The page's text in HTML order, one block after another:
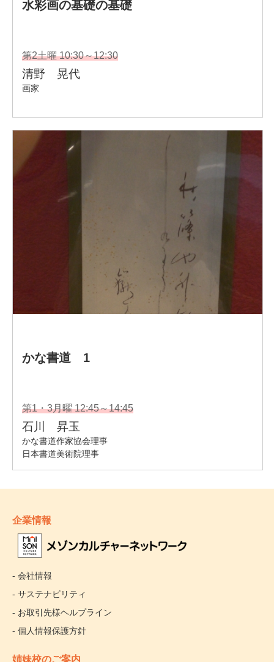
企業情報
- 会社情報
- サステナビリティ
- お取引先様ヘルプライン
- 個人情報保護方針
姉妹校のご案内